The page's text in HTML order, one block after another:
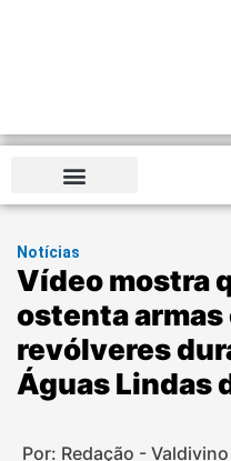
Notícias
Vídeo mostra
ostenta armas
revólveres
Águas Lindas
Por: Redação -